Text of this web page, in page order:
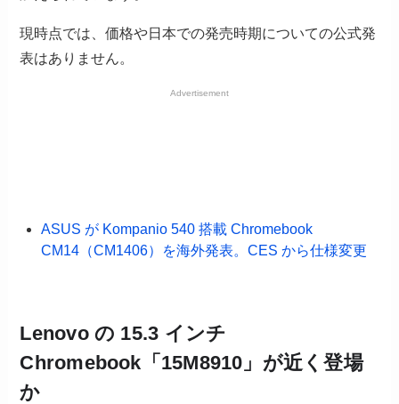
現時点では、価格や日本での発売時期についての公式発
表はありません。
Advertisement
ASUS が Kompanio 540 搭載 Chromebook
CM14（CM1406）を海外発表。CES から仕様変更
Lenovo の 15.3 インチ
Chromebook「15M8910」が近く登場
か